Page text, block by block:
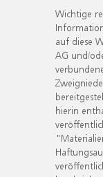
Wichtige
auf diese
AG und/
hierin